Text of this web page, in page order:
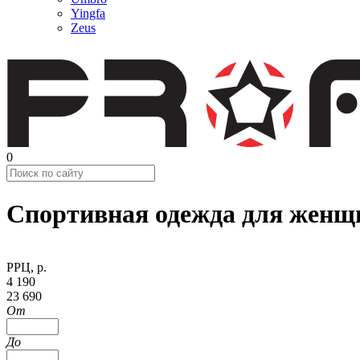
Yingfa
Zeus
0
Спортивная одежда для
РРЦ, р.
4 190
23 690
От
До